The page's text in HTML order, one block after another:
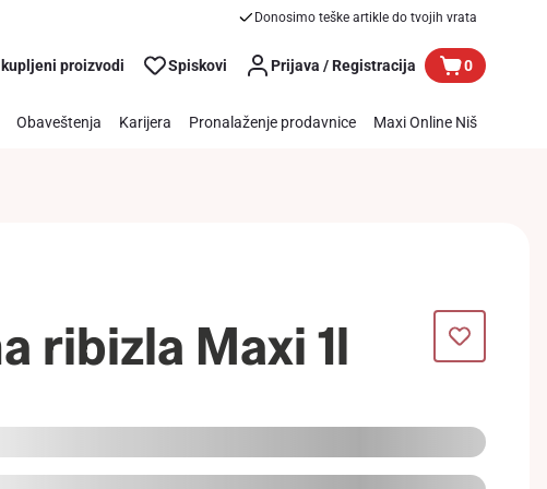
Donosimo teške artikle do tvojih vrata
proizvodi Spiskovi Prijava / Registracija 0
Obaveštenja Karijera Pronalaženje prodavnice Maxi Online Niš
ribizla Maxi 1l